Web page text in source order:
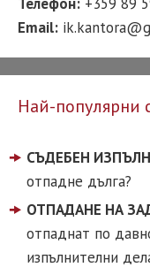
Email:
Най-популярни
СЪДЕБЕН
отпадне дълга?
ОТПАДАНЕ НА
отпаднат по
изпълнителни